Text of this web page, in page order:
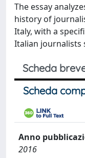
The essay
history of
Italy, with a
Italian journalists
Scheda
Scheda
Anno
2016